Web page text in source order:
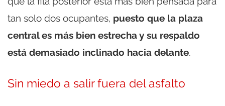
tan solo dos ocupantes, puesto que la plaza
central es más bien estrecha y su respaldo
está demasiado inclinado hacia delante.
Sin miedo a salir fuera del asfalto